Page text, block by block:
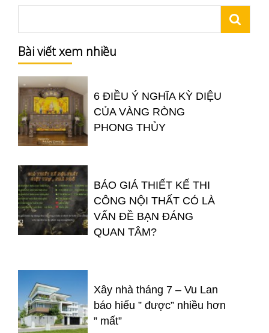
Bài viết xem nhiều
6 ĐIỀU Ý NGHĨA KỲ DIỆU
CỦA VÀNG RÒNG
PHONG THỦY
BÁO GIÁ THIẾT KẾ THI
CÔNG NỘI THẤT CÓ LÀ
VẤN ĐỀ BẠN ĐÁNG
QUAN TÂM?
Xây nhà tháng 7 – Vu Lan
báo hiếu ” được” nhiều hơn
” mất”